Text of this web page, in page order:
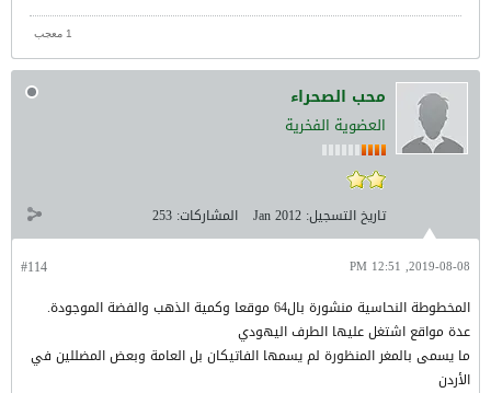
1 معجب
محب الصحراء
العضوية الفخرية
تاريخ التسجيل: Jan 2012 المشاركات: 253
#114 2019-08-08, 12:51 PM
المخطوطة النحاسية منشورة بال64 موقعا وكمية الذهب والفضة الموجودة.
عدة مواقع اشتغل عليها الطرف اليهودي
ما يسمى بالمغر المنظورة لم يسمها الفاتيكان بل العامة وبعض المضللين في
الأردن